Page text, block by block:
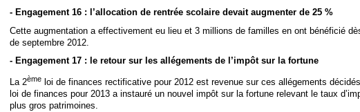
- Engagement 16 : l’allocation de rentrée scolaire devait augmenter de 25 %
Cette augmentation a effectivement eu lieu et 3 millions de familles en ont bénéficié
de septembre 2012.
- Engagement 17 : le retour sur les allégements de l’impôt sur la fortune
La 2èmeloi de finances rectificative pour 2012 est revenue sur ces allégements
loi de finances pour 2013 a instauré un nouvel impôt sur la fortune relevant le taux
plus gros patrimoines.